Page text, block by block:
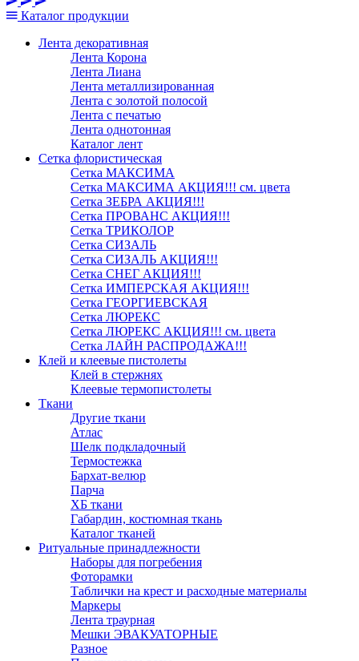
Каталог продукции
Лента декоративная
Лента Корона
Лента Лиана
Лента металлизированная
Лента с золотой полосой
Лента с печатью
Лента однотонная
Каталог лент
Сетка флористическая
Сетка МАКСИМА
Сетка МАКСИМА АКЦИЯ!!! см. цвета
Сетка ЗЕБРА АКЦИЯ!!!
Сетка ПРОВАНС АКЦИЯ!!!
Сетка ТРИКОЛОР
Сетка СИЗАЛЬ
Сетка СИЗАЛЬ АКЦИЯ!!!
Сетка СНЕГ АКЦИЯ!!!
Сетка ИМПЕРСКАЯ АКЦИЯ!!!
Сетка ГЕОРГИЕВСКАЯ
Сетка ЛЮРЕКС
Сетка ЛЮРЕКС АКЦИЯ!!! см. цвета
Сетка ЛАЙН РАСПРОДАЖА!!!
Клей и клеевые пистолеты
Клей в стержнях
Клеевые термопистолеты
Ткани
Другие ткани
Атлас
Шелк подкладочный
Термостежка
Бархат-велюр
Парча
ХБ ткани
Габардин, костюмная ткань
Каталог тканей
Ритуальные принадлежности
Наборы для погребения
Фоторамки
Таблички на крест и расходные материалы
Маркеры
Лента траурная
Мешки ЭВАКУАТОРНЫЕ
Разное